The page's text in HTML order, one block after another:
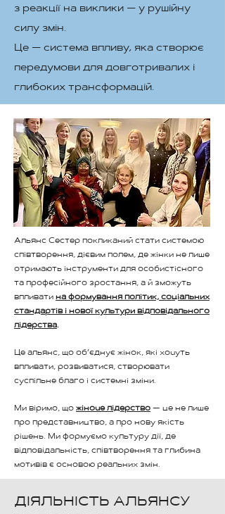
з реакції на виклики — у рушійну
силу змін.
Це — система впливу, яка створює
передумови для довготривалих і
глибоких трансформацій.
Альянс Сестер покликаний стати системою
співтворення, дієвим полем, де жінки не лише
отримають інструменти для особистісного
та професійного зростання, а й зможуть
впливати на формування політик, соціальних
стандартів і нової культури відповідального
лідерства.
Це альянс, що об’єднує жінок, які хочуть
впливати, розвиватися, створювати
суспільне благо і системні зміни.
Ми віримо, що жіноче лідерство — це не лише
про представництво, а про нову якість
рішень. Ми формуємо культуру дії, де
відповідальність, співтворення та глибина
мотивів є основою реальних змін.
ДІЯЛЬНІСТЬ АЛЬЯНСУ